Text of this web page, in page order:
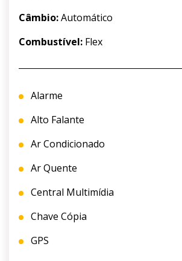
Câmbio:Automático
Combustível: Flex
Alarme
Alto Falante
Ar Condicionado
Ar Quente
Central Multimídia
Chave Cópia
GPS